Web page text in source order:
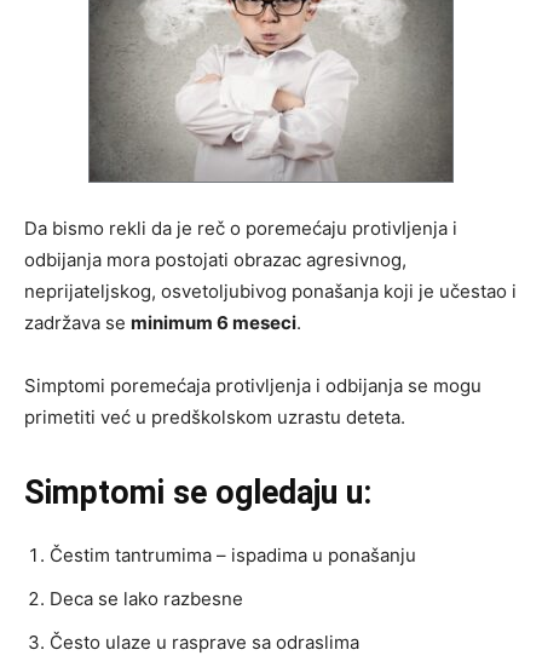
Da bismo rekli da je reč o poremećaju protivljenja i
odbijanja mora postojati obrazac agresivnog,
neprijateljskog, osvetoljubivog ponašanja koji je učestao i
zadržava se minimum 6 meseci.
Simptomi poremećaja protivljenja i odbijanja se mogu
primetiti već u predškolskom uzrastu deteta.
Simptomi se ogledaju u:
Čestim tantrumima – ispadima u ponašanju
Deca se lako razbesne
Često ulaze u rasprave sa odraslima